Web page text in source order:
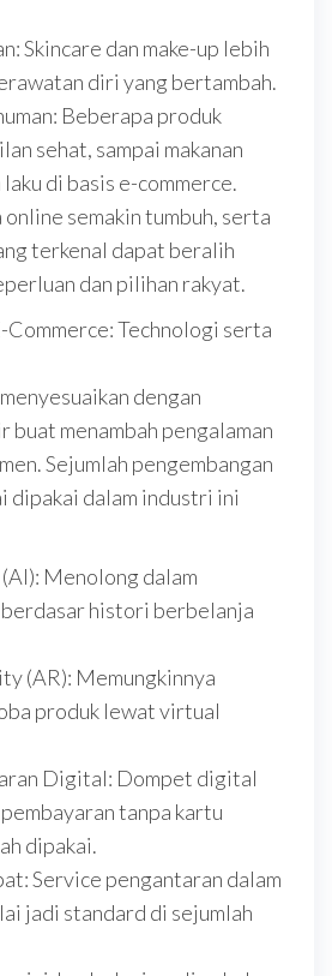
Skincare dan make-up lebih
diri yang bertambah.
Beberapa produk
sehat, sampai makanan
di basis e-commerce.
semakin tumbuh, serta
terkenal dapat beralih
dan pilihan rakyat.
Technologi serta
dengan
menambah pengalaman
Sejumlah pengembangan
dipakai dalam industri ini
Menolong dalam
histori berbelanja
(AR): Memungkinnya
produk lewat virtual
Digital: Dompet digital
tanpa kartu
dipakai.
Service pengantaran dalam
jadi standard di sejumlah